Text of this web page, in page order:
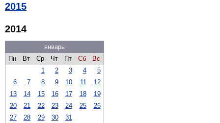
2015
2014
январь
Пн
Вт Ср Чт Пт Сб
Вс
1
2 3 4
5
6
7 8 9 10 11
12
13
14 15 16 17 18
19
20
21 22 23 24 25
26
27
28 29 30 31